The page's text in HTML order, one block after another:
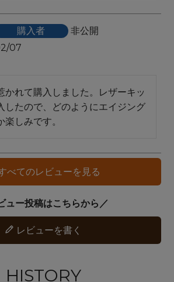
購入者
非公開
07
かれて購入しました。レザーキッ
したので、どのようにエイジング
しみです。
べてのレビューを見る
レビューを書く
HISTORY